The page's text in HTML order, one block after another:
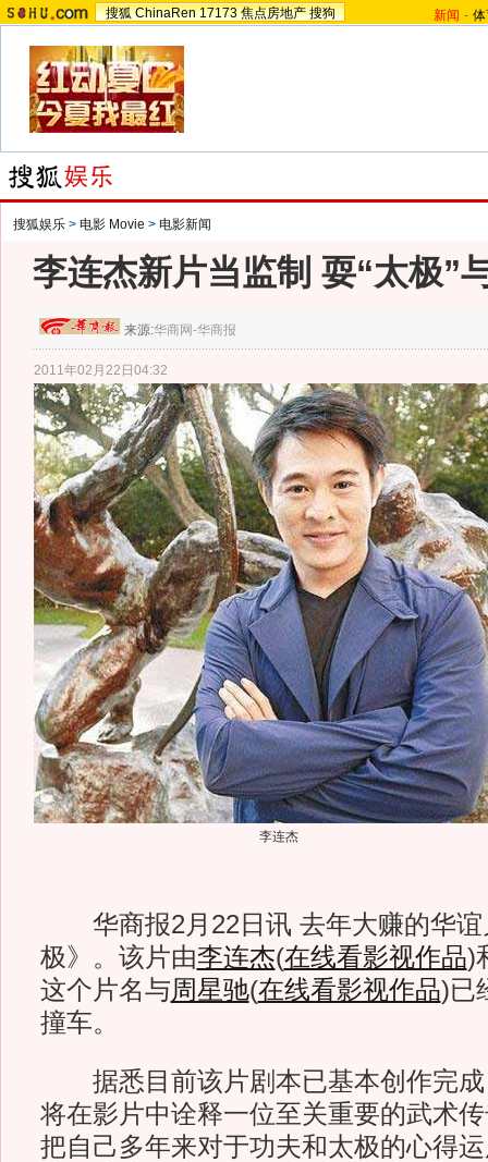
搜狐 ChinaRen 17173 焦点房地产 搜狗 新闻 -
搜狐娱乐 > 电影 Movie > 电影新闻
李连杰新片当监制 耍“太极”
来源:华商网-华商报
2011年02月22日04:32
李连杰
华商报2月22日讯 去年大赚的华谊
极》。该片由李连杰(在线看影视作品)
这个片名与周星驰(在线看影视作品)已
撞车。
据悉目前该片剧本已基本创作完成
将在影片中诠释一位至关重要的武术
把自己多年来对于功夫和太极的心得